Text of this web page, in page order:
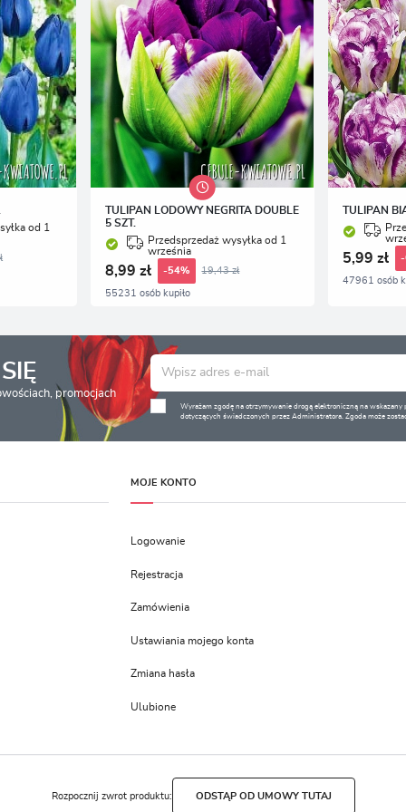
od 1
TULIPAN LODOWY NEGRITA DOUBLE
5 SZT.
Przedsprzedaż wysyłka od 1
września
8,99 zł -54% 19,43 zł
55231 osób kupiło
TULIPAN
5,99 zł -
47961 osób
promocjach
Wyrażam zgodę na otrzymywanie drogą elektroniczną na wskazany
dotyczących świadczonych przez Administratora. Zgoda może
MOJE KONTO
Logowanie
Rejestracja
Zamówienia
Ustawiania mojego konta
Zmiana hasła
Ulubione
Rozpocznij zwrot produktu: ODSTĄP OD UMOWY TUTAJ